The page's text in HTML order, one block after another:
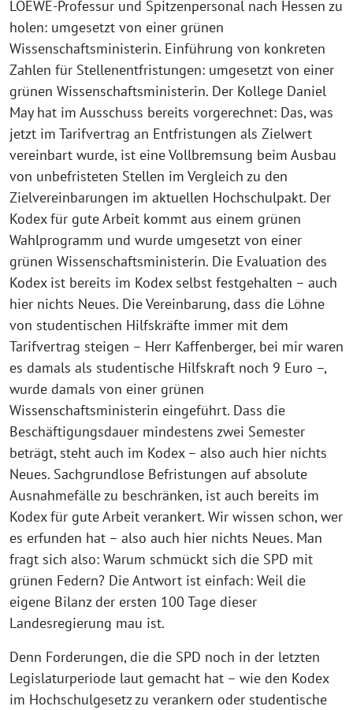
LOEWE-Professur und Spitzenpersonal nach Hessen zu
holen: umgesetzt von einer grünen
Wissenschaftsministerin. Einführung von konkreten
Zahlen für Stellenentfristungen: umgesetzt von einer
grünen Wissenschaftsministerin. Der Kollege Daniel
May hat im Ausschuss bereits vorgerechnet: Das, was
jetzt im Tarifvertrag an Entfristungen als Zielwert
vereinbart wurde, ist eine Vollbremsung beim Ausbau
von unbefristeten Stellen im Vergleich zu den
Zielvereinbarungen im aktuellen Hochschulpakt. Der
Kodex für gute Arbeit kommt aus einem grünen
Wahlprogramm und wurde umgesetzt von einer
grünen Wissenschaftsministerin. Die Evaluation des
Kodex ist bereits im Kodex selbst festgehalten – auch
hier nichts Neues. Die Vereinbarung, dass die Löhne
von studentischen Hilfskräfte immer mit dem
Tarifvertrag steigen – Herr Kaffenberger, bei mir waren
es damals als studentische Hilfskraft noch 9 Euro –,
wurde damals von einer grünen
Wissenschaftsministerin eingeführt. Dass die
Beschäftigungsdauer mindestens zwei Semester
beträgt, steht auch im Kodex – also auch hier nichts
Neues. Sachgrundlose Befristungen auf absolute
Ausnahmefälle zu beschränken, ist auch bereits im
Kodex für gute Arbeit verankert. Wir wissen schon, wer
es erfunden hat – also auch hier nichts Neues. Man
fragt sich also: Warum schmückt sich die SPD mit
grünen Federn? Die Antwort ist einfach: Weil die
eigene Bilanz der ersten 100 Tage dieser
Landesregierung mau ist.
Denn Forderungen, die die SPD noch in der letzten
Legislaturperiode laut gemacht hat – wie den Kodex
im Hochschulgesetz zu verankern oder studentische